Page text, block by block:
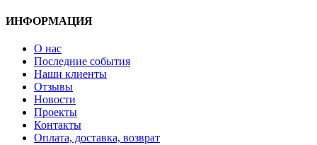
ИНФОРМАЦИЯ
О нас
Последние события
Наши клиенты
Отзывы
Новости
Проекты
Контакты
Оплата, доставка, возврат